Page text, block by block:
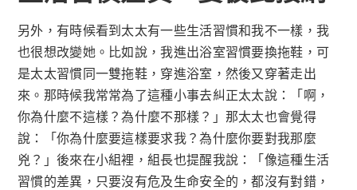
另外，有時候看到太太有一些生活習慣和我不一樣，我
也很想改變她。比如說，我進出浴室習慣要換拖鞋，可
是太太習慣同一雙拖鞋，穿進浴室，然後又穿著走出
來。那時候我常常為了這種小事去糾正太太說：「啊，
你為什麼不這樣？為什麼不那樣？」那太太也會覺得
說：「你為什麼要這樣要求我？為什麼你要對我那麼
兇？」後來在小組裡，組長也提醒我說：「像這種生活
習慣的差異，只要沒有危及生命安全的，都沒有對錯，